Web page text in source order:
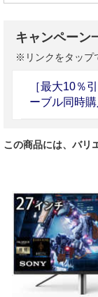
キャンペーン
※リンクをタップ
［最大10％
ーブル同時
この商品には、バリ